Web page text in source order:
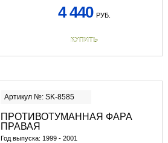
4 440 РУБ.
КУПИТЬ
Артикул №: SK-8585
ПРОТИВОТУМАННАЯ ФАРА
ПРАВАЯ
Год выпуска: 1999 - 2001